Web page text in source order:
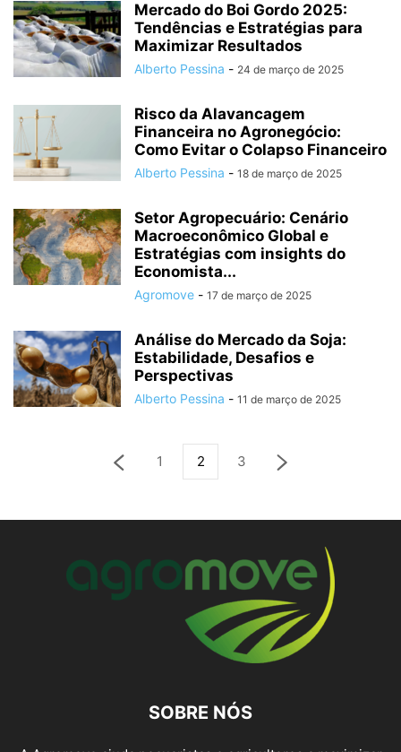
Mercado do Boi Gordo 2025:
Tendências e Estratégias para
Maximizar Resultados
Alberto Pessina - 24 de março de 2025
Risco da Alavancagem
Financeira no Agronegócio:
Como Evitar o Colapso Financeiro
Alberto Pessina - 18 de março de 2025
Setor Agropecuário: Cenário
Macroeconômico Global e
Estratégias com insights do
Economista...
Agromove - 17 de março de 2025
Análise do Mercado da Soja:
Estabilidade, Desafios e
Perspectivas
Alberto Pessina - 11 de março de 2025
1 2 3
SOBRE NÓS